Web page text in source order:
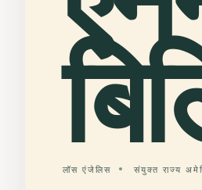
लॉस एंजेलिस संयुक्त राज्य